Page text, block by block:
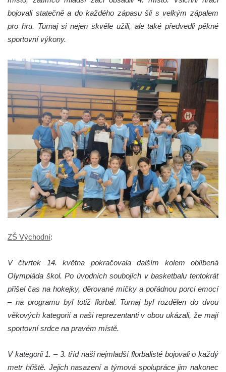
bojovali statečně a do každého zápasu šli s velkým zápalem
pro hru. Turnaj si nejen skvěle užili, ale také předvedli pěkné
sportovní výkony.
ZŠ Východní:
V čtvrtek 14. května pokračovala dalším kolem oblíbená
Olympiáda škol. Po úvodních soubojích v basketbalu tentokrát
přišel čas na hokejky, děrované míčky a pořádnou porci emocí
– na programu byl totiž florbal. Turnaj byl rozdělen do dvou
věkových kategorií a naši reprezentanti v obou ukázali, že mají
sportovní srdce na pravém místě.
V kategorii 1. – 3. tříd naši nejmladší florbalisté bojovali o každý
metr hřiště. Jejich nasazení a týmová spolupráce jim nakonec